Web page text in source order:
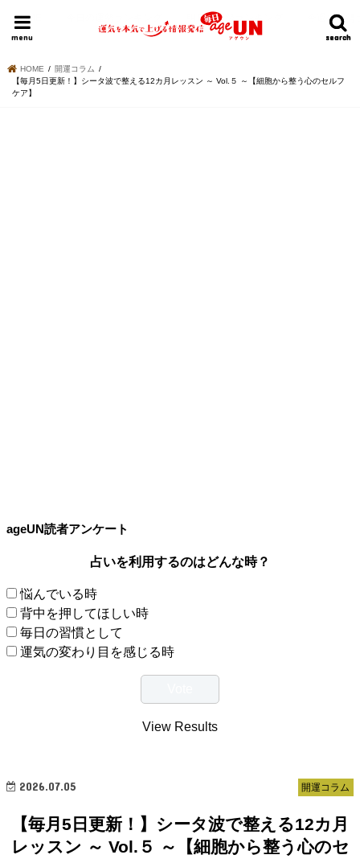
search
search
menu
HOME 明日の運勢ランキング 今週の運勢
HOME
開運コラム
【毎月5日更新！】シータ波で整える12カ月レッスン ～ Vol.５ ～【細胞から整う心のセルフ
ケア】
ageUN読者アンケート
占いを利用するのはどんな時？
悩んでいる時
背中を押してほしい時
毎日の習慣として
運気の変わり目を感じる時
View Results
開運コラム
2026.07.05
【毎月5日更新！】シータ波で整える12カ月
レッスン ～ Vol.５ ～【細胞から整う心のセ